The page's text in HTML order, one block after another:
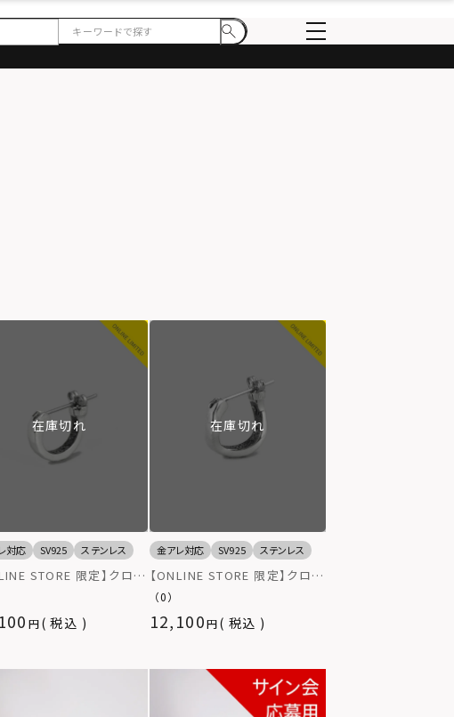
在庫切れ
対応 SV925 ステンレス
STORE 限定】クロッ
ピアス/シークレットヘリ
税込
在庫切れ
金アレ対応 SV925 ステンレス
【ONLINE STORE 限定】クロッ
シングピアス/ウェーブシークレ
（0）
12,100 税込